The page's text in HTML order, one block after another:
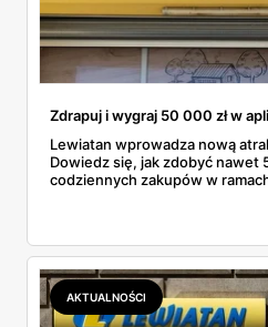
Zdrapuj i wygraj 50 000 zł w
Lewiatan wprowadza nową
Dowiedz się, jak zdobyć nawet
codziennych zakupów w
AKTUALNOŚCI